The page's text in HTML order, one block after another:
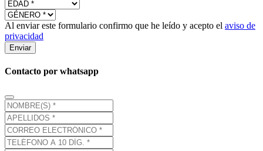
Al enviar este formulario confirmo que he leído y acepto el aviso de
privacidad
Enviar
Contacto por whatsapp